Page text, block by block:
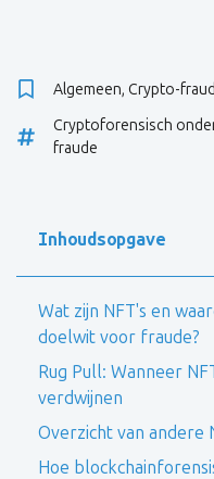
Algemeen, Crypto-
Cryptoforensisch
fraude
Inhoudsopgave
Wat zijn NFT's en
doelwit voor fraude?
Rug Pull: Wanneer
verdwijnen
Overzicht van andere
Hoe